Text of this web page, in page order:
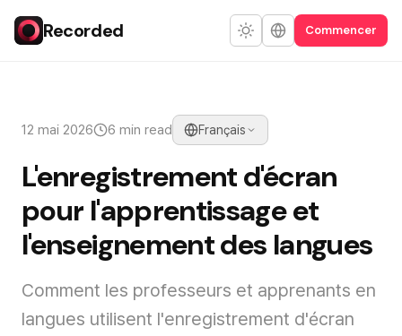
Recorded Commencer
12 mai 2026 6 min read Français
L'enregistrement d'écran
pour l'apprentissage et
l'enseignement des langues
Comment les professeurs et apprenants en
langues utilisent l'enregistrement d'écran